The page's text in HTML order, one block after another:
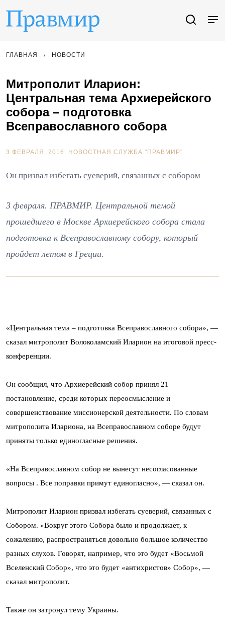
ГЛАВНАЯ НОВОСТИ
Митрополит Иларион:
Центральная тема Архиерейского
собора – подготовка
Всеправославного собора
3 ФЕВРАЛЯ, 2016. НОВОСТНАЯ СЛУЖБА "ПРАВМИР"
Он призвал избегать суеверий, связанных с собором
3 февраля. ПРАВМИР. Центральной темой
прошедшего в Москве Архиерейского собора стала
подготовка к Всеправославному собору, который
пройдет летом в Греции.
«Центральная тема – подготовка Всеправославного собора», —
сказал митрополит Волоколамский Иларион на итоговой пресс-
конференции.
Он сообщил, что Архиерейский собор принял 21
постановление, среди которых переосмысление и
совершенствование миссионерской деятельности. По словам
митрополита Илариона, на Всеправославном соборе будут
приняты только единогласные решения.
«На Всеправославном собор не вынесут несогласованные
вопросы . Все поправки примут единогласно», — сказал он.
Митрополит Иларион призвал избегать суеверий, связанных с
Собором. «Вокруг этого Собора было и продолжает, к
сожалению, распространяться довольно большое количество
разных слухов. Говорят, например, что это будет «Восьмой
Вселенский Собор», что это будет «антихристов» Собор», —
сказал митрополит.
Также он затронул тему Украины.